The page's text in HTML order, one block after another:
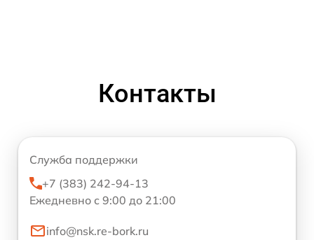
Контакты
Служба поддержки
+7 (383) 242-94-13
Ежедневно с 9:00 до 21:00
info@nsk.re-bork.ru